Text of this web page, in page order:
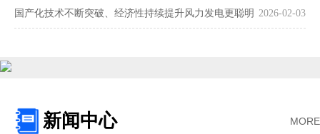
2026-02-03
国产化技术不断突破、经济性持续提升风力发电更聪明
MORE
新闻中心